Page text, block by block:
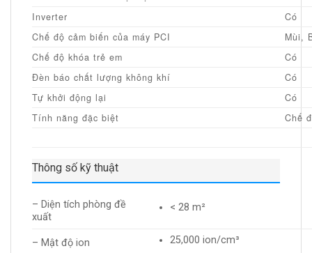
Inverter
Có
Chế độ cảm biến của máy PCI
Mùi,
Chế độ khóa trẻ em
Có
Đèn báo chất lượng không khí
Có
Tự khởi động lại
Có
Tính năng đặc biệt
Chế
Thông số kỹ thuật
– Diện tích phòng đề
xuất
< 28 m²
– Mật độ ion 25,000 ion/cm³